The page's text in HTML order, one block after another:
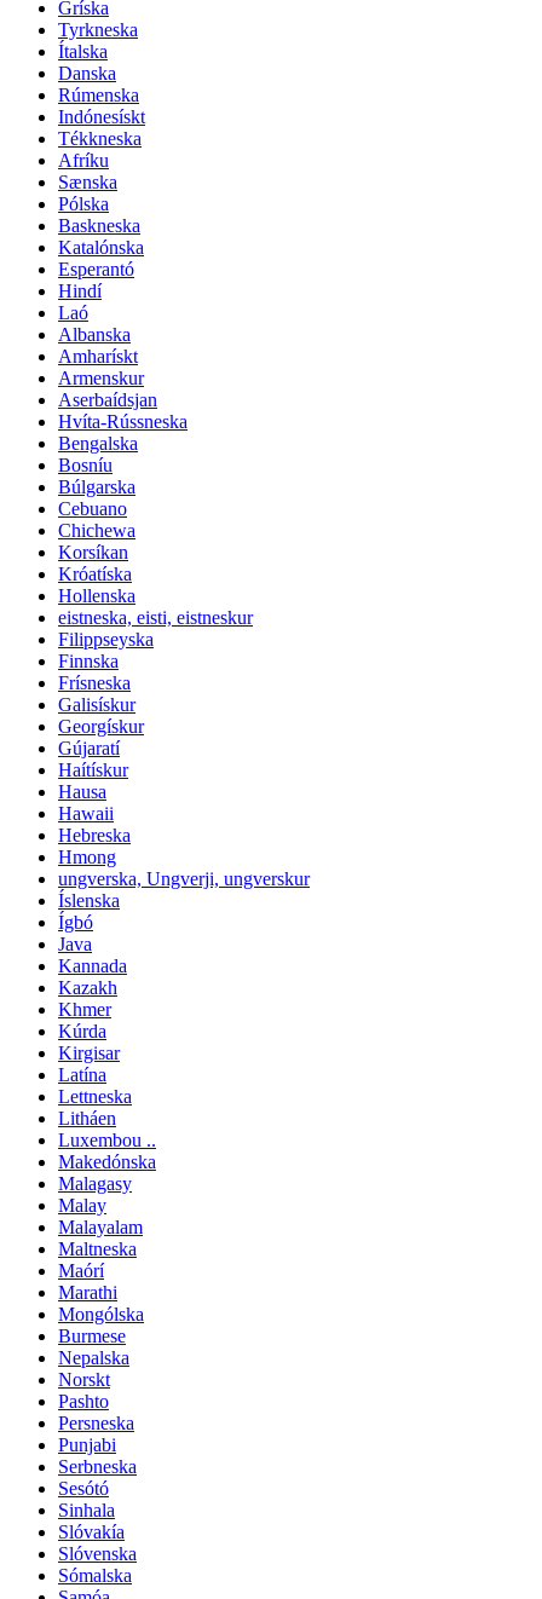
Gríska
Tyrkneska
Ítalska
Danska
Rúmenska
Indónesískt
Tékkneska
Afríku
Sænska
Pólska
Baskneska
Katalónska
Esperantó
Hindí
Laó
Albanska
Amharískt
Armenskur
Aserbaídsjan
Hvíta-Rússneska
Bengalska
Bosníu
Búlgarska
Cebuano
Chichewa
Korsíkan
Króatíska
Hollenska
eistneska, eisti, eistneskur
Filippseyska
Finnska
Frísneska
Galisískur
Georgískur
Gújaratí
Haítískur
Hausa
Hawaii
Hebreska
Hmong
ungverska, Ungverji, ungverskur
Íslenska
Ígbó
Java
Kannada
Kazakh
Khmer
Kúrda
Kirgisar
Latína
Lettneska
Litháen
Luxembou ..
Makedónska
Malagasy
Malay
Malayalam
Maltneska
Maórí
Marathi
Mongólska
Burmese
Nepalska
Norskt
Pashto
Persneska
Punjabi
Serbneska
Sesótó
Sinhala
Slóvakía
Slóvenska
Sómalska